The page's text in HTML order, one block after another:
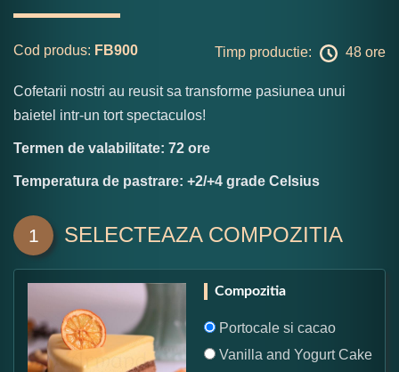
Cod produs: FB900 Timp productie: 48 ore
Cofetarii nostri au reusit sa transforme pasiunea unui
baietel intr-un tort spectaculos!
Termen de valabilitate: 72 ore
Temperatura de pastrare: +2/+4 grade Celsius
1 SELECTEAZA COMPOZITIA
Compozitia
Portocale si cacao
Vanilla and Yogurt Cake